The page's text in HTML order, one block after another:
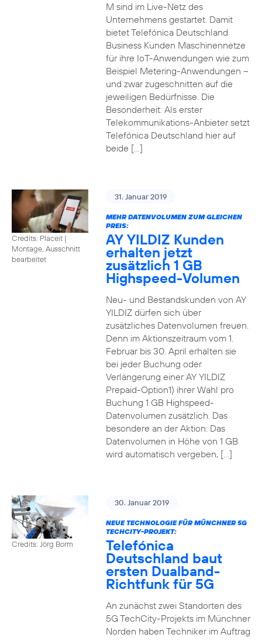
M sind im Live-Netz des
Unternehmens gestartet. Damit
bietet Telefónica Deutschland
Business Kunden Maschinennetze
für ihre IoT-Anwendungen wie zum
Beispiel Metering-Anwendungen –
und zwar zugeschnitten auf die
jeweiligen Bedürfnisse. Die
Besonderheit: Als erster
Telekommunikations-Anbieter setzt
Telefónica Deutschland hier auf
beide […]
Credits: Placeit |
Montage, Ausschnitt
bearbeitet
31. Januar 2019
MEHR DATENVOLUMEN ZUM GLEICHEN
PREIS:
AY YILDIZ Kunden
erhalten jetzt
zusätzlich 1 GB
Highspeed-Volumen
Neu- und Bestandskunden von AY
YILDIZ dürfen sich über
zusätzliches Datenvolumen freuen.
Denn im Aktionszeitraum vom 1.
Februar bis 30. April erhalten sie
bei jeder Buchung oder
Verlängerung einer AY YILDIZ
Prepaid-Option1) ihrer Wahl pro
Buchung 1 GB Highspeed-
Datenvolumen zusätzlich. Das
besondere an der Aktion: Das
Datenvolumen in Höhe von 1 GB
wird automatisch vergeben, […]
Credits: Jörg Borm
30. Januar 2019
NEUE TECHNOLOGIE FÜR MÜNCHNER 5G
TECHCITY-PROJEKT:
Telefónica
Deutschland baut
ersten Dualband-
Richtfunk für 5G
An zunächst zwei Standorten des
5G TechCity-Projekts im Münchner
Norden haben Techniker im Auftrag